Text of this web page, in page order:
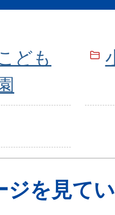
ども
ジを見て